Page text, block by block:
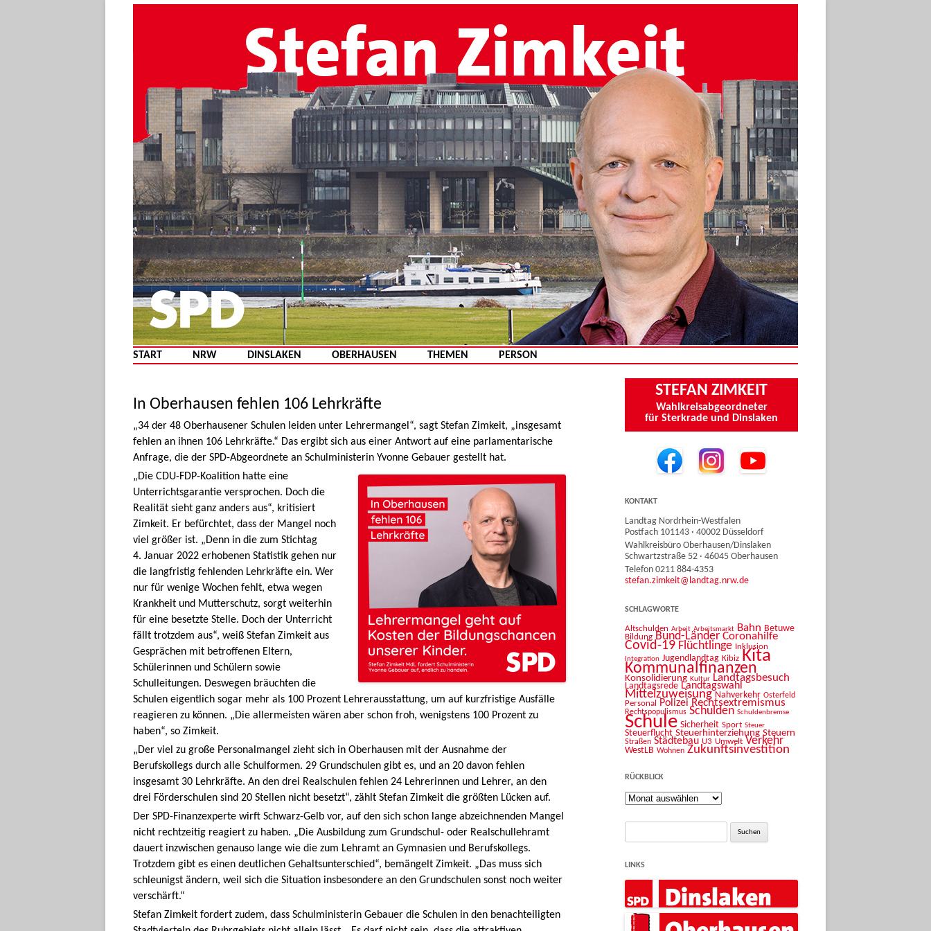
Zum Inhalt springen
START NRW DINSLAKEN OBERHAUSEN THEMEN PERSON
In Oberhausen fehlen 106 Lehrkräfte
„34 der 48 Oberhausener Schulen leiden unter Lehrermangel“, sagt Stefan Zimkeit, „insgesamt
fehlen an ihnen 106 Lehrkräfte.“ Das ergibt sich aus einer Antwort auf eine parlamentarische
Anfrage, die der SPD-Abgeordnete an Schulministerin Yvonne Gebauer gestellt hat.
„Die CDU-FDP-Koalition hatte eine
Unterrichtsgarantie versprochen. Doch die
Realität sieht ganz anders aus“, kritisiert
Zimkeit. Er befürchtet, dass der Mangel noch
viel größer ist. „Denn in die zum Stichtag
4. Januar 2022 erhobenen Statistik gehen nur
die langfristig fehlenden Lehrkräfte ein. Wer
nur für wenige Wochen fehlt, etwa wegen
Krankheit und Mutterschutz, sorgt weiterhin
für eine besetzte Stelle. Doch der Unterricht
fällt trotzdem aus“, weiß Stefan Zimkeit aus
Gesprächen mit betroffenen Eltern,
Schülerinnen und Schülern sowie
Schulleitungen. Deswegen bräuchten die
Schulen eigentlich sogar mehr als 100 Prozent Lehrerausstattung, um auf kurzfristige Ausfälle
reagieren zu können. „Die allermeisten wären aber schon froh, wenigstens 100 Prozent zu
haben“, so Zimkeit.
„Der viel zu große Personalmangel zieht sich in Oberhausen mit der Ausnahme der
Berufskollegs durch alle Schulformen. 29 Grundschulen gibt es, und an 20 davon fehlen
insgesamt 30 Lehrkräfte. An den drei Realschulen fehlen 24 Lehrerinnen und Lehrer, an den
drei Förderschulen sind 20 Stellen nicht besetzt“, zählt Stefan Zimkeit die größten Lücken auf.
Der SPD-Finanzexperte wirft Schwarz-Gelb vor, auf den sich schon lange abzeichnenden Mangel
nicht rechtzeitig reagiert zu haben. „Die Ausbildung zum Grundschul- oder Realschullehramt
dauert inzwischen genauso lange wie die zum Lehramt an Gymnasien und Berufskollegs.
Trotzdem gibt es einen deutlichen Gehaltsunterschied“, bemängelt Zimkeit. „Das muss sich
schleunigst ändern, weil sich die Situation insbesondere an den Grundschulen sonst noch weiter
verschärft.“
Stefan Zimkeit fordert zudem, dass Schulministerin Gebauer die Schulen in den benachteiligten
STEFAN ZIMKEIT
Wahlkreisabgeordneter
für Sterkrade und Dinslaken
KONTAKT
Landtag Nordrhein-Westfalen
Postfach 101143 · 40002 Düsseldorf
Wahlkreisbüro Oberhausen/Dinslaken
Schwartzstraße 52 · 46045 Oberhausen
Telefon 0211 884-4353
stefan.zimkeit@landtag.nrw.de
SCHLAGWORTE
Altschulden Arbeit Arbeitsmarkt Bahn Betuwe
Bildung Bund-Länder Coronahilfe
Covid-19 Flüchtlinge Inklusion
Integration Jugendlandtag Kibiz Kita
Kommunalfinanzen
Konsolidierung Kultur Landtagsbesuch
Landtagsrede Landtagswahl
Mittelzuweisung Nahverkehr Osterfeld
Personal Polizei Rechtsextremismus
Rechtspopulismus Schulden Schuldenbremse
Schule Sicherheit Sport Steuer
Steuerflucht Steuerhinterziehung Steuern
Straßen Städtebau U3 Umwelt Verkehr
WestLB Wohnen Zukunftsinvestition
RÜCKBLICK
Rückblick
Suche
LINKS